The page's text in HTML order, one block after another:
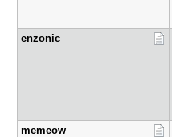
enzonic
memeow